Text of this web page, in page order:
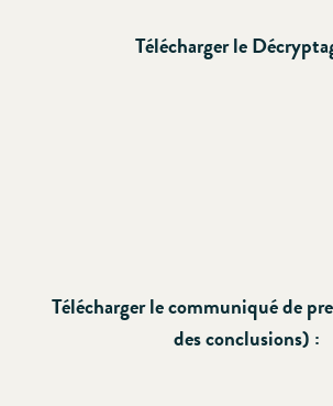
Télécharger le
Télécharger le communiqué de
des conclusions) :